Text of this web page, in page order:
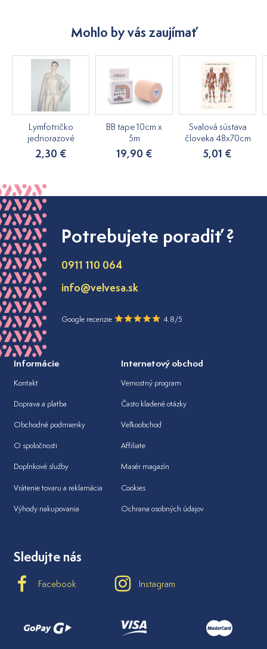
Mohlo by vás zaujímať
Lymfotričko
jednorazové
2,30 €
BB tape 10cm x
5m
19,90 €
Svalová sústava
človeka 48x70cm
5,01 €
Potrebujete poradiť ?
0911 110 064
info@velvesa.sk
Google recenzie 4.8/5
Informácie
Kontakt
Doprava a platba
Obchodné podmienky
O spoločnosti
Doplnkové služby
Vrátenie tovaru a reklamácia
Výhody nakupovania
Internetový obchod
Vernostný program
Často kladené otázky
Veľkoobchod
Affiliate
Masér magazín
Cookies
Ochrana osobných údajov
Sledujte nás
Facebook Instagram